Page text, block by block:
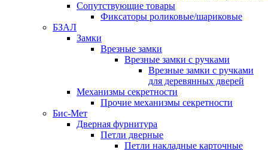
Сопутствующие товары
Фиксаторы роликовые/шариковые
БЗАЛ
Замки
Врезные замки
Врезные замки с ручками
Врезные замки с ручками
для деревянных дверей
Механизмы секретности
Прочие механизмы секретности
Бис-Мет
Дверная фурнитура
Петли дверные
Петли накладные карточные